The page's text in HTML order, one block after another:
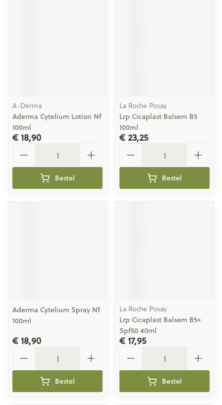
A-Derma
Aderma Cytelium Lotion Nf
100ml
€ 18,90
Bestel
La Roche Posay
Lrp Cicaplast Balsem B5
100ml
€ 23,25
Bestel
Aderma Cytelium Spray Nf
100ml
€ 18,90
Bestel
La Roche Posay
Lrp Cicaplast Balsem B5+
Spf50 40ml
€ 17,95
Bestel